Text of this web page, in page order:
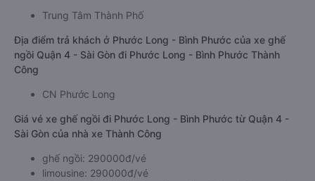
Trung Tâm Thành Phố
Địa điểm trả khách ở Phước Long - Bình Phước của xe ghế
ngồi Quận 4 - Sài Gòn đi Phước Long - Bình Phước Thành
Công
CN Phước Long
Giá vé xe ghế ngồi đi Phước Long - Bình Phước từ Quận 4 -
Sài Gòn của nhà xe Thành Công
ghế ngồi: 290000đ/vé
limousine: 290000đ/vé